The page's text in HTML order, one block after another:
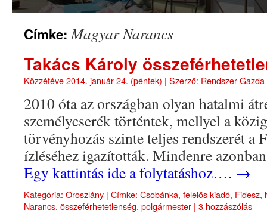
Címke:Magyar Narancs
Takács Károly
Közzétéve2014. január 24. (péntek) | Szerző: Rendszer Gazda
2010 óta az országban olyan hatalmi
személycserék történtek, mellyel a
törvényhozás szinte teljes rendszerét a
ízléséhez igazították. Mindenre
Egy kattintás ide a folytatáshoz…. →
Kategória: Oroszlány | Címke: Csobánka, felelős kiadó, Fidesz,
Narancs, összeférhetetlenség, polgármester | 3 hozzászólás